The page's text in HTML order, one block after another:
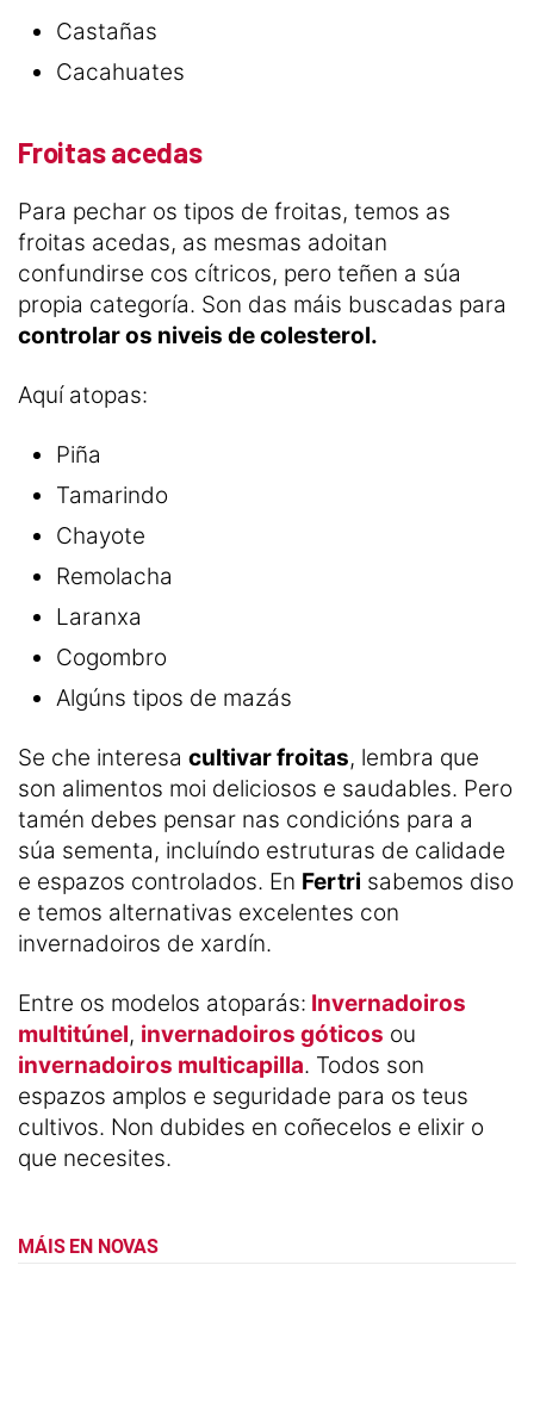
Castañas
Cacahuates
Froitas acedas
Para pechar os tipos de froitas, temos as
froitas acedas, as mesmas adoitan
confundirse cos cítricos, pero teñen a súa
propia categoría. Son das máis buscadas para
controlar os niveis de colesterol.
Aquí atopas:
Piña
Tamarindo
Chayote
Remolacha
Laranxa
Cogombro
Algúns tipos de mazás
Se che interesa cultivar froitas, lembra que
son alimentos moi deliciosos e saudables. Pero
tamén debes pensar nas condicións para a
súa sementa, incluíndo estruturas de calidade
e espazos controlados. En Fertri sabemos diso
e temos alternativas excelentes con
invernadoiros de xardín.
Entre os modelos atoparás: Invernadoiros
multitúnel, invernadoiros góticos ou
invernadoiros multicapilla. Todos son
espazos amplos e seguridade para os teus
cultivos. Non dubides en coñecelos e elixir o
que necesites.
MÁIS EN NOVAS